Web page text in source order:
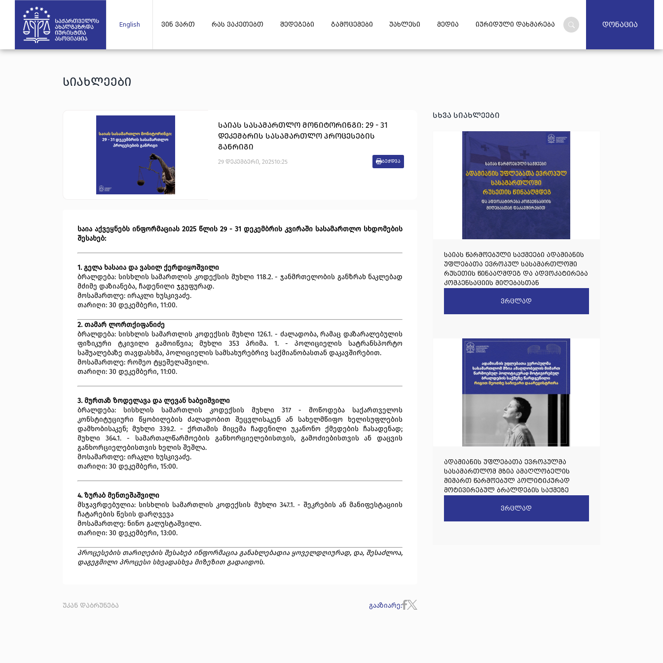
English ვინ ვართ რას ვაკეთებთ შედეგები გამოცემები უახლესი მედია იურიდული დახმარება დონაცია
სიახლეები
საიას სასამართლო მონიტორინგი: 29 - 31
დეკემბრის სასამართლო პროცესების
განრიგი
29 დეკემბერი, 202510:25 ბეჭდვა
საია აქვეყნებს ინფორმაციას 2025 წლის 29 - 31 დეკემბრის კვირაში სასამართლო სხდომების
შესახებ:
1. გელა ხასაია და ვასილ ქერდიყოშვილი
ბრალდება: სისხლის სამართლის კოდექსის მუხლი 118.2. - ჯანმრთელობის განზრახ ნაკლებად
მძიმე დაზიანება, ჩადენილი ჯგუფურად.
მოსამართლე: ირაკლი ხუსკივაძე.
თარიღი: 30 დეკემბერი, 11:00.
2. თამარ ლორთქიფანიძე
ბრალდება: სისხლის სამართლის კოდექსის მუხლი 126.1. - ძალადობა, რამაც დაზარალებულის
ფიზიკური ტკივილი გამოიწვია; მუხლი 353 პრიმა. 1. - პოლიციელის სატრანსპორტო
საშუალებაზე თავდასხმა, პოლიციელის სამსახურებრივ საქმიანობასთან დაკავშირებით.
მოსამართლე: რომეო ტყეშელაშვილი.
თარიღი: 30 დეკემბერი, 11:00.
3. მურთაზ ზოდელავა და ლევან ხაბეიშვილი
ბრალდება: სისხლის სამართლის კოდექსის მუხლი 317 - მოწოდება საქართველოს
კონსტიტუციური წყობილების ძალადობით შეცვლისაკენ ან სახელმწიფო ხელისუფლების
დამხობისაკენ; მუხლი 339.2. - ქრთამის მიცემა ჩადენილი უკანონო ქმედების ჩასადენად;
მუხლი 364.1. - სამართალწარმოების განხორციელებისთვის, გამოძიებისთვის ან დაცვის
განხორციელებისთვის ხელის შეშლა.
მოსამართლე: ირაკლი ხუსკივაძე.
თარიღი: 30 დეკემბერი, 15:00.
4. ზურაბ მენთეშაშვილი
მსჯავრდებულია: სისხლის სამართლის კოდექსის მუხლი 347.1. - შეკრების ან მანიფესტაციის
ჩატარების წესის დარღვევა
მოსამართლე: ნინო გალუსტაშვილი.
თარიღი: 30 დეკემბერი, 13:00.
პროცესების თარიღების შესახებ ინფორმაცია განახლებადია ყოველდღიურად, და, შესაძლოა,
დაგეგმილი პროცესი სხვადასხვა მიზეზით გადაიდოს.
უკან დაბრუნება გააზიარე:
სხვა სიახლეები
საიას წარმოებული საქმეები ადამიანის
უფლებათა ევროპულ სასამართლოში
რუსეთის წინააღმდეგ და ადვოკატირება
კომპენსაციის მიღებასთან
ვრცლად
ადამიანის უფლებათა ევროპულმა
სასამართლომ მზია ამაღლობელის
მიმართ წარმოებულ პოლიტიკურად
მოტივირებულ ბრალდების საქმეზე
დაარეგისტრირავრცლად